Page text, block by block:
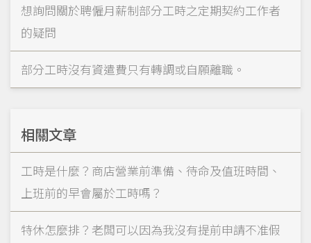
想詢問關於聘僱月薪制部分工時之定期契約工作者
的疑問
部分工時沒有資遣費只有轉調或自願離職。
相關文章
工時是什麼？商店營業前準備、待命及值班時間、
上班前的早會屬於工時嗎？
特休怎麼排？老闆可以因為我沒有提前申請不准假